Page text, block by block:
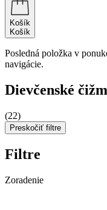
Košík
Košík
Posledná položka v
navigácie.
Dievčenské
(22)
Preskočiť filtre
Filtre
Zoradenie